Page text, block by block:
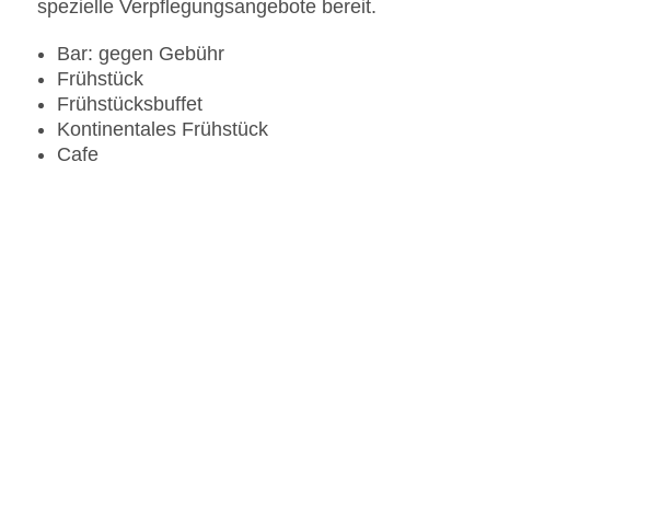
spezielle Verpflegungsangebote bereit.
Bar: gegen Gebühr
Frühstück
Frühstücksbuffet
Kontinentales Frühstück
Cafe